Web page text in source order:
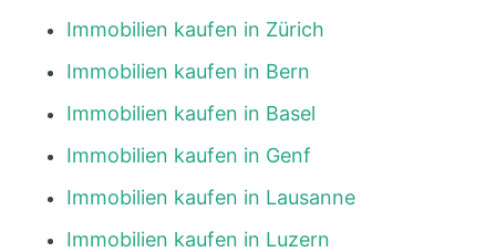
Immobilien kaufen in Zürich
Immobilien kaufen in Bern
Immobilien kaufen in Basel
Immobilien kaufen in Genf
Immobilien kaufen in Lausanne
Immobilien kaufen in Luzern